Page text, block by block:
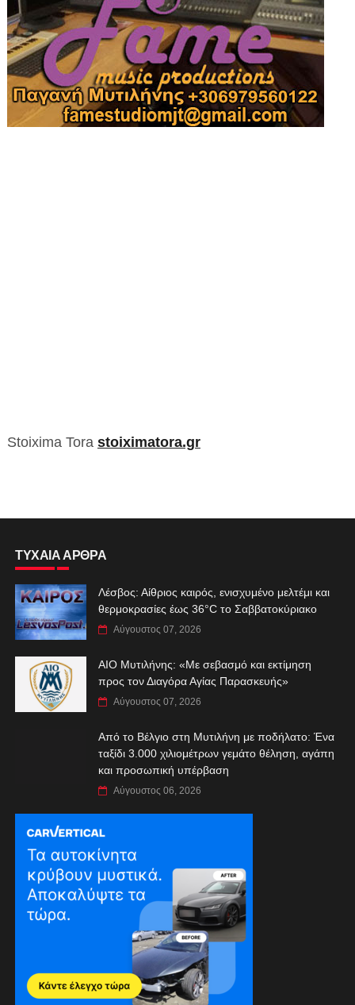
Stoixima Tora stoiximatora.gr
ΤΥΧΑΙΑ ΑΡΘΡΑ
Λέσβος: Αίθριος καιρός, ενισχυμένο μελτέμι και
θερμοκρασίες έως 36°C το Σαββατοκύριακο
Αύγουστος 07, 2026
ΑIO Μυτιλήνης: «Με σεβασμό και εκτίμηση
προς τον Διαγόρα Αγίας Παρασκευής»
Αύγουστος 07, 2026
Από το Βέλγιο στη Μυτιλήνη με ποδήλατο: Ένα
ταξίδι 3.000 χιλιομέτρων γεμάτο θέληση, αγάπη
και προσωπική υπέρβαση
Αύγουστος 06, 2026